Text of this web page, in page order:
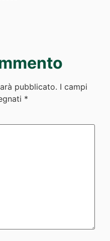
pubblicato. I campi
*